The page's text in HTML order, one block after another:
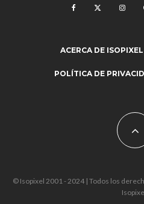
ACERCA DE ISOPIXEL
POLÍTICA DE
© Isopixel 2001 - 2024 | Todos los